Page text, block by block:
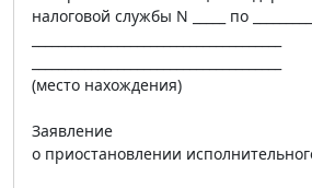
налоговой службы N _____ по __________
(место нахождения)
Заявление
о приостановлении